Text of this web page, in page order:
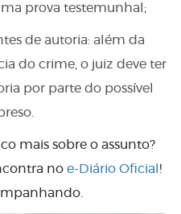
prova testemunhal;
de autoria: além da
do crime, o juiz deve ter
por parte do possível
mais sobre o assunto?
no e-Diário Oficial !